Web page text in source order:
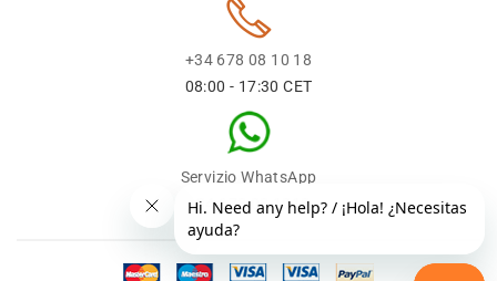
+34 678 08 10 18
08:00 - 17:30 CET
Servizio WhatsApp
+34 678 08 1018